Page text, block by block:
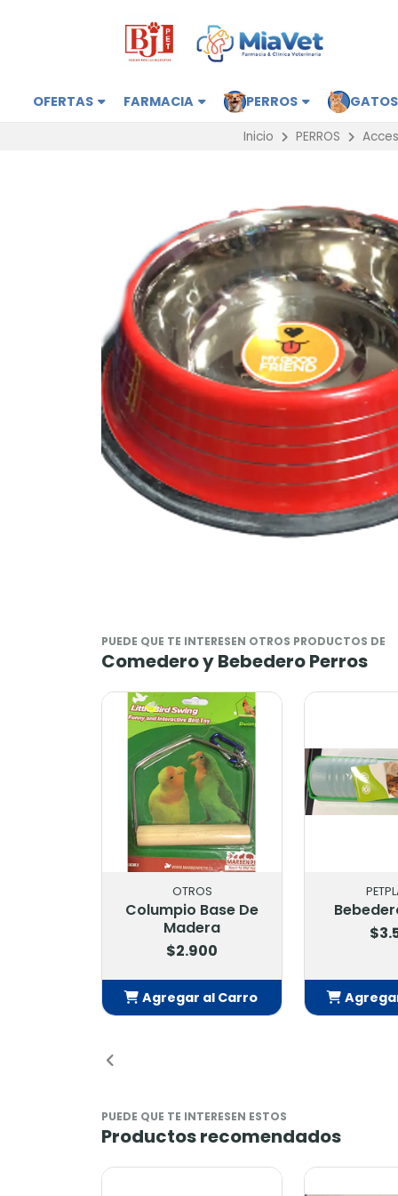
OFERTAS FARMACIA PERROS GATOS
Inicio PERROS
PUEDE QUE TE INTERESEN OTROS PRODUCTOS DE
Comedero y Bebedero Perros
PETPLANET
Bebedero 750 Ml
$3.500
Agregar al Carro
Peine
Pelo
PUEDE QUE TE INTERESEN ESTOS
Productos recomendados
-9%